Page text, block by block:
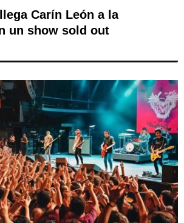
Carín León a la
un show sold out